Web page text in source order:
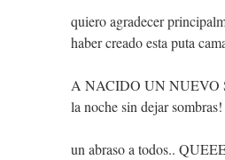
quiero agradecer
haber creado esta puta
A NACIDO UN NUEVO
la noche sin dejar sombras!
un abraso a todos..